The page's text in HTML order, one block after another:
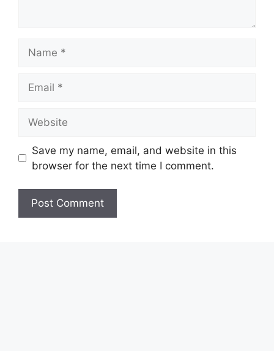
Save my name, email, and website in this
browser for the next time I comment.